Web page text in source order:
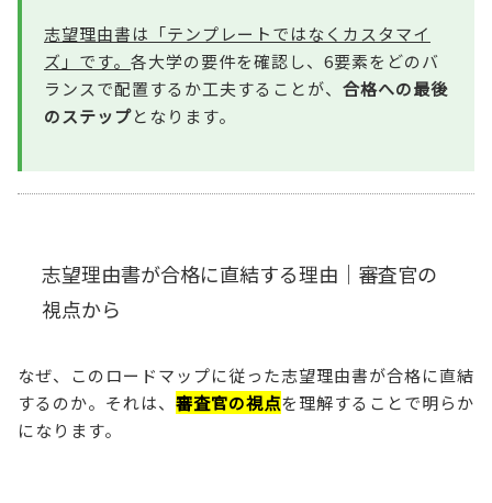
志望理由書は「テンプレートではなくカスタマイ
ズ」です。 各大学の要件を確認し、6要素をどのバ
ランスで配置するか工夫することが、 合格への最後
のステップとなります。
志望理由書が合格に直結する理由｜審査官の
視点から
なぜ、このロードマップに従った志望理由書が合格に直結
するのか。それは、 審査官の視点を理解することで明らか
になります。